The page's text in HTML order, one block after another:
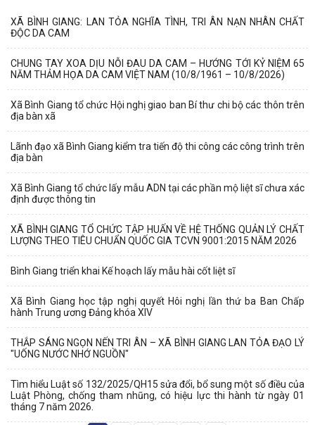
XÃ BÌNH GIANG: LAN TỎA NGHĨA TÌNH, TRI ÂN NẠN NHÂN CHẤT
ĐỘC DA CAM
CHUNG TAY XOA DỊU NỖI ĐAU DA CAM – HƯỚNG TỚI KỶ NIỆM 65
NĂM THẢM HỌA DA CAM VIỆT NAM (10/8/1961 – 10/8/2026)
Xã Bình Giang tổ chức Hội nghị giao ban Bí thư chi bộ các thôn trên
địa bàn xã
Lãnh đạo xã Bình Giang kiểm tra tiến độ thi công các công trình trên
địa bàn
Xã Bình Giang tổ chức lấy mẫu ADN tại các phần mộ liệt sĩ chưa xác
định được thông tin
XÃ BÌNH GIANG TỔ CHỨC TẬP HUẤN VỀ HỆ THỐNG QUẢN LÝ CHẤT
LƯỢNG THEO TIÊU CHUẨN QUỐC GIA TCVN 9001:2015 NĂM 2026
Bình Giang triển khai Kế hoạch lấy mẫu hài cốt liệt sĩ
Xã Bình Giang học tập nghị quyết Hôi nghị lần thứ ba Ban Chấp
hành Trung ương Đảng khóa XIV
THẮP SÁNG NGỌN NẾN TRI ÂN – XÃ BÌNH GIANG LAN TỎA ĐẠO LÝ
"UỐNG NƯỚC NHỚ NGUỒN"
Tìm hiểu Luật số 132/2025/QH15 sửa đổi, bổ sung một số điều của
Luật Phòng, chống tham nhũng, có hiệu lực thi hành từ ngày 01
tháng 7 năm 2026.
XÃ BÌNH GIANG: LAN TỎA NGHĨA TÌNH, TRI ÂN NẠN NHÂN CHẤT ĐỘC